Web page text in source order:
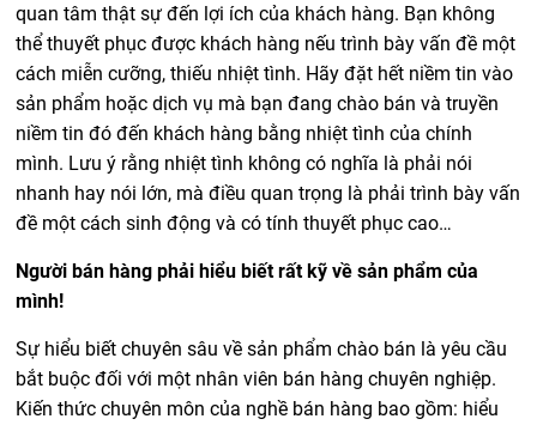
quan tâm thật sự đến lợi ích của khách hàng. Bạn không
thể thuyết phục được khách hàng nếu trình bày vấn đề một
cách miễn cưỡng, thiếu nhiệt tình. Hãy đặt hết niềm tin vào
sản phẩm hoặc dịch vụ mà bạn đang chào bán và truyền
niềm tin đó đến khách hàng bằng nhiệt tình của chính
mình. Lưu ý rằng nhiệt tình không có nghĩa là phải nói
nhanh hay nói lớn, mà điều quan trọng là phải trình bày vấn
đề một cách sinh động và có tính thuyết phục cao…
Người bán hàng phải hiểu biết rất kỹ về sản phẩm của
mình!
Sự hiểu biết chuyên sâu về sản phẩm chào bán là yêu cầu
bắt buộc đối với một nhân viên bán hàng chuyên nghiệp.
Kiến thức chuyên môn của nghề bán hàng bao gồm: hiểu